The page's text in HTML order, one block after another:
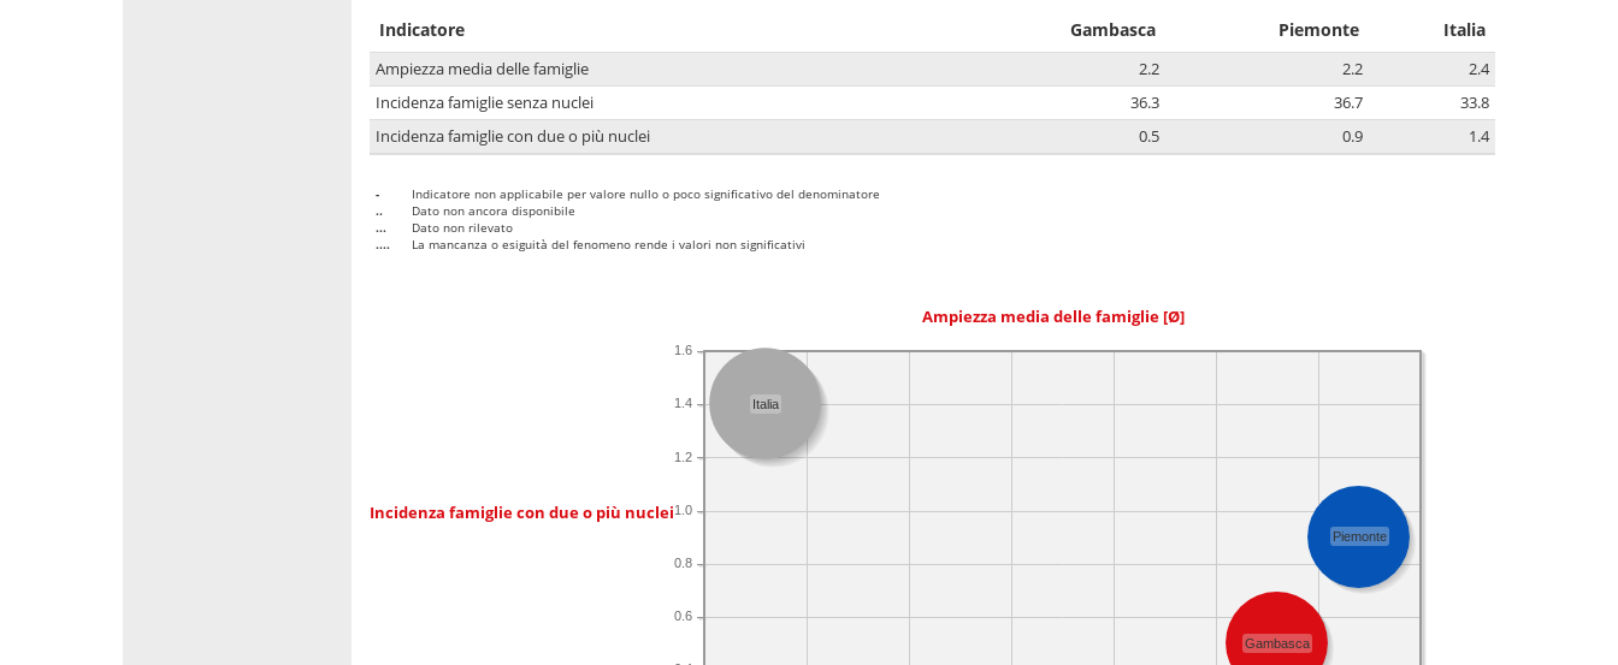
Indicatore Gambasca Piemonte Italia
Ampiezza media delle famiglie 2.2 2.2
2.4
Incidenza famiglie senza nuclei
36.3 36.7
33.8
Incidenza famiglie con due o più nuclei
0.5 0.9 1.4
-
Indicatore non applicabile per valore nullo o poco significativo del denominatore
..
Dato non ancora disponibile
...
Dato non rilevato
....
La mancanza o esiguità del fenomeno rende i valori non significativi
Ampiezza media delle famiglie [Ø]
Incidenza famiglie con due o più nuclei
0.6
0.8
1.0
1.2
1.4
1.6
Italia
Gambasca
Piemonte